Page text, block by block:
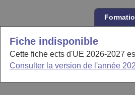
Fiche indisponible
Cette fiche ects d'UE 2026-2027
Consulter la version de l'année